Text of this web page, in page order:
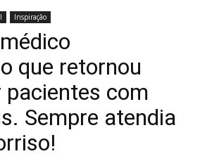
Inspiração
que retornou
com
Sempre atendia